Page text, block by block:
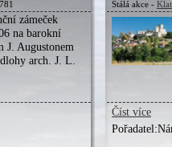
zámeček
na barokní
J. Augustonem
arch. J. L.
Stálá akce -
Číst více
Pořadatel: